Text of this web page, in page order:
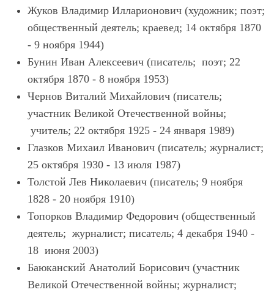
Жуков Владимир Илларионович (художник; поэт;
общественный деятель; краевед; 14 октября 1870
- 9 ноября 1944)
Бунин Иван Алексеевич (писатель; поэт; 22
октября 1870 - 8 ноября 1953)
Чернов Виталий Михайлович (писатель;
участник Великой Отечественной войны;
учитель; 22 октября 1925 - 24 января 1989)
Глазков Михаил Иванович (писатель; журналист;
25 октября 1930 - 13 июля 1987)
Толстой Лев Николаевич (писатель; 9 ноября
1828 - 20 ноября 1910)
Топорков Владимир Федорович (общественный
деятель; журналист; писатель; 4 декабря 1940 -
18 июня 2003)
Баюканский Анатолий Борисович (участник
Великой Отечественной войны; журналист;